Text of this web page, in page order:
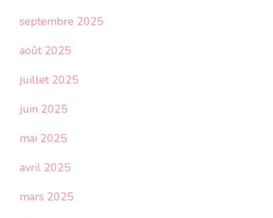
septembre 2025
août 2025
juillet 2025
juin 2025
mai 2025
avril 2025
mars 2025